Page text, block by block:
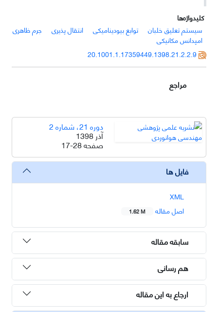
کلیدواژه‌ها
سیستم تعلیق خلبان
توابع بیودینامیکی انتقال پذیری
جرم ظاهری
امپدانس مکانیکی
20.1001.1.17359449.1398.21.2.2.9
مراجع
دوره 21، شماره 2
آذر 1398
صفحه17-28
فایل ها
XML
اصل مقاله
1.62 M
سابقه مقاله
هم رسانی
ارجاع به این مقاله